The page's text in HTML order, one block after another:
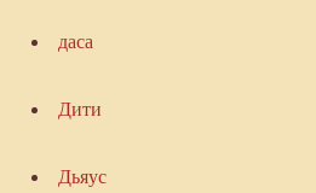
даса
Дити
Дьяус